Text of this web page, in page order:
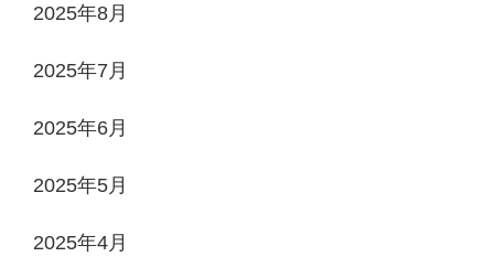
2025年8月
2025年7月
2025年6月
2025年5月
2025年4月